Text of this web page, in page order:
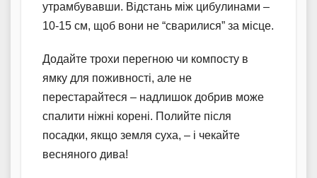
утрамбувавши. Відстань між цибулинами –
10-15 см, щоб вони не “сварилися” за місце.
Додайте трохи перегною чи компосту в
ямку для поживності, але не
перестарайтеся – надлишок добрив може
спалити ніжні корені. Полийте після
посадки, якщо земля суха, – і чекайте
весняного дива!